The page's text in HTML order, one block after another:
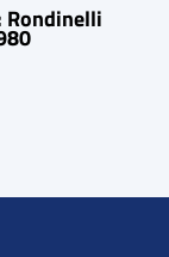
Rondinelli